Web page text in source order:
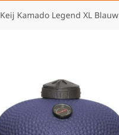
Keij Kamado Legend XL Blauw